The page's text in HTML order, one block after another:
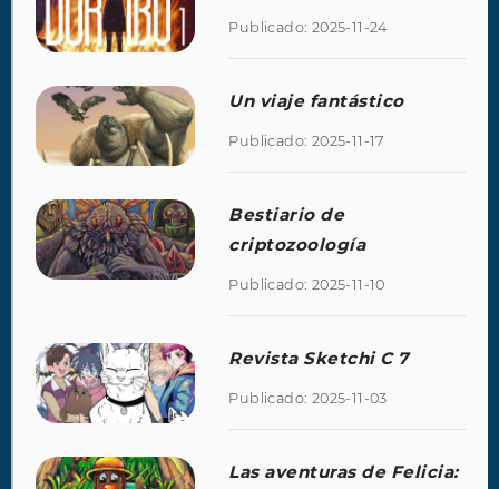
Publicado: 2025-11-24
Un viaje fantástico
Publicado: 2025-11-17
Bestiario de
criptozoología
Publicado: 2025-11-10
Revista Sketchi C 7
Publicado: 2025-11-03
Las aventuras de Felicia: